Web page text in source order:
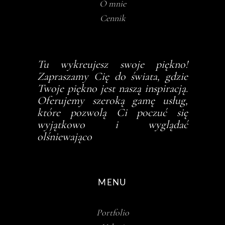
O mnie
Cennik
Tu wykreujesz swoje piękno!
Zapraszamy Cię do świata, gdzie
Twoje piękno jest naszą inspiracją.
Oferujemy szeroką gamę usług,
które pozwolą Ci poczuć się
wyjątkowo i wyglądać
olśniewająco
MENU
Portfolio